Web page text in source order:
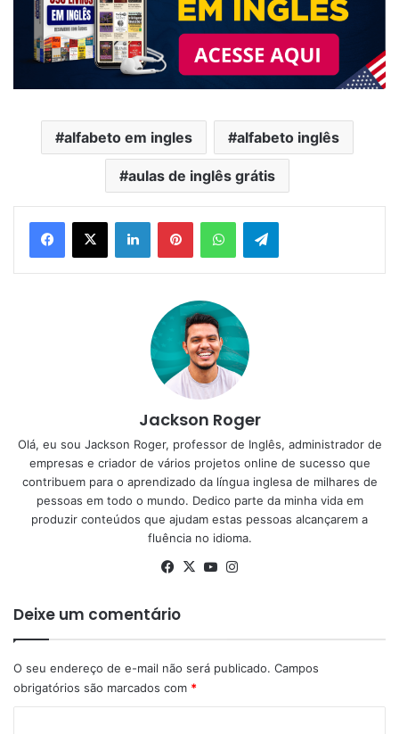
alfabeto em ingles alfabeto inglês
aulas de inglês grátis
LinkedinPinterestWhatsAppTelegram
Jackson Roger
Olá, eu sou Jackson Roger, professor de Inglês, administrador de
empresas e criador de vários projetos online de sucesso que
contribuem para o aprendizado da língua inglesa de milhares de
pessoas em todo o mundo. Dedico parte da minha vida em
produzir conteúdos que ajudam estas pessoas alcançarem a
fluência no idioma.
Facebook
X YouTube
Deixe um comentário
O seu endereço de e-mail não será publicado. Campos
obrigatórios são marcados com *